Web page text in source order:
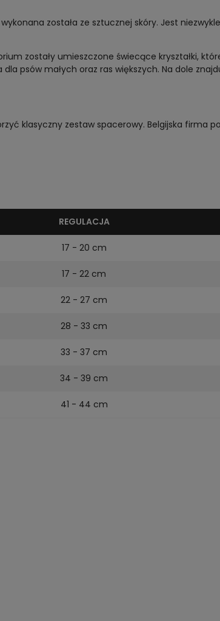
wykonana została ze sztucznej skóry. Jest
zostały umieszczone świecące kryształki,
psów małych oraz ras większych. Na dole
klasyczny zestaw spacerowy. Belgijska firma
REGULACJA
17 - 20 cm
17 - 22 cm
22 - 27 cm
28 - 33 cm
33 - 37 cm
34 - 39 cm
41 - 44 cm